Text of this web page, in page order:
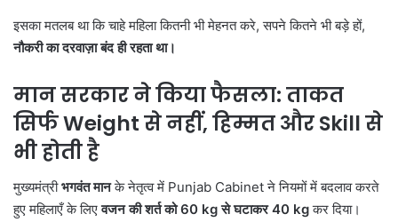
इसका मतलब था कि चाहे महिला कितनी भी मेहनत करे, सपने कितने भी बड़े हों,
नौकरी का दरवाज़ा बंद ही रहता था।
मान सरकार ने किया फैसला: ताकत
सिर्फ Weightसे नहीं,हिम्मत और Skillसे
भी होती है
मुख्यमंत्रीभगवंत मानके नेतृत्व में Punjab Cabinet ने नियमों में बदलाव करते
हुए महिलाएँ के लिएवजन की शर्त को 60 kgसे घटाकर 40 kgकर दिया।